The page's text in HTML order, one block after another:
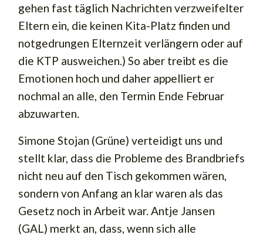
gehen fast täglich Nachrichten verzweifelter
Eltern ein, die keinen Kita-Platz finden und
notgedrungen Elternzeit verlängern oder auf
die KTP ausweichen.) So aber treibt es die
Emotionen hoch und daher appelliert er
nochmal an alle, den Termin Ende Februar
abzuwarten.
Simone Stojan (Grüne) verteidigt uns und
stellt klar, dass die Probleme des Brandbriefs
nicht neu auf den Tisch gekommen wären,
sondern von Anfang an klar waren als das
Gesetz noch in Arbeit war. Antje Jansen
(GAL) merkt an, dass, wenn sich alle